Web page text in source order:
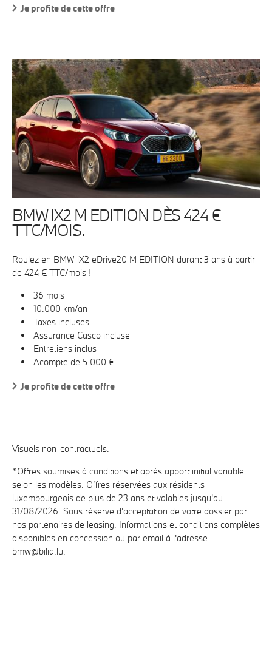
Je profite de cette offre
BMW IX2 M EDITION DÈS 424 €
TTC/MOIS.
Roulez en BMW iX2 eDrive20 M EDITION durant 3 ans à partir
de 424 € TTC/mois !
36 mois
10.000 km/an
Taxes incluses
Assurance Casco incluse
Entretiens inclus
Acompte de 5.000 €
Je profite de cette offre
Visuels non-contractuels.
*Offres soumises à conditions et après apport initial variable
selon les modèles. Offres réservées aux résidents
luxembourgeois de plus de 23 ans et valables jusqu'au
31/08/2026. Sous réserve d'acceptation de votre dossier par
nos partenaires de leasing. Informations et conditions complètes
disponibles en concession ou par email à l'adresse
bmw@bilia.lu.